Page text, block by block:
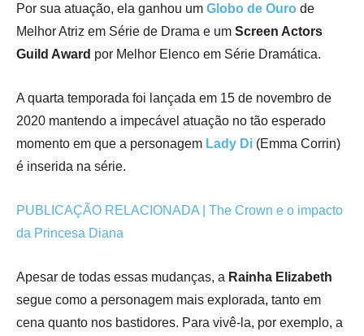
Por sua atuação, ela ganhou um Globo de Ouro de
Melhor Atriz em Série de Drama e um Screen Actors
Guild Award por Melhor Elenco em Série Dramática.
A quarta temporada foi lançada em 15 de novembro de
2020 mantendo a impecável atuação no tão esperado
momento em que a personagem Lady Di (Emma Corrin)
é inserida na série.
PUBLICAÇÃO RELACIONADA | The Crown e o impacto
da Princesa Diana
Apesar de todas essas mudanças, a Rainha Elizabeth
segue como a personagem mais explorada, tanto em
cena quanto nos bastidores. Para vivê-la, por exemplo, a